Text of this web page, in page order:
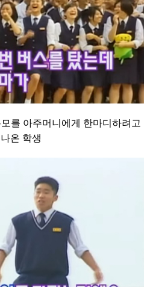
를 아주머니에게 한마디하려고
나온 학생